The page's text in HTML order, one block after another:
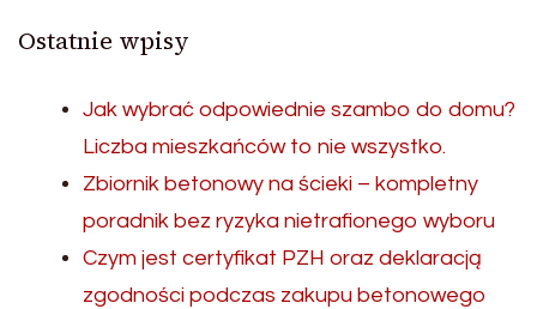
Ostatnie wpisy
Jak wybrać odpowiednie szambo do domu?
Liczba mieszkańców to nie wszystko.
Zbiornik betonowy na ścieki – kompletny
poradnik bez ryzyka nietrafionego wyboru
Czym jest certyfikat PZH oraz deklaracją
zgodności podczas zakupu betonowego